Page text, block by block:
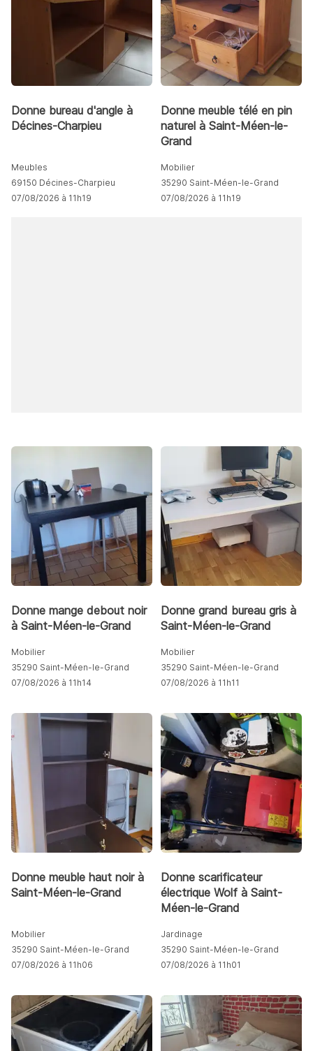
Donne bureau d'angle à
Décines-Charpieu
Meubles
69150 Décines-Charpieu
07/08/2026 à 11h19
Donne meuble télé en pin
naturel à Saint-Méen-le-
Grand
Mobilier
35290 Saint-Méen-le-Grand
07/08/2026 à 11h19
Donne mange debout noir
à Saint-Méen-le-Grand
Mobilier
35290 Saint-Méen-le-Grand
07/08/2026 à 11h14
Donne grand bureau gris à
Saint-Méen-le-Grand
Mobilier
35290 Saint-Méen-le-Grand
07/08/2026 à 11h11
Donne meuble haut noir à
Saint-Méen-le-Grand
Mobilier
35290 Saint-Méen-le-Grand
07/08/2026 à 11h06
Donne scarificateur
électrique Wolf à Saint-
Méen-le-Grand
Jardinage
35290 Saint-Méen-le-Grand
07/08/2026 à 11h01